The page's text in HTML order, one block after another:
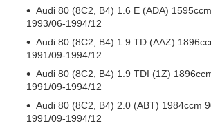
Audi 80 (8C2, B4) 1.6 E (ADA)
1993/06-1994/12
Audi 80 (8C2, B4) 1.9 TD (AAZ)
1991/09-1994/12
Audi 80 (8C2, B4) 1.9 TDI (1Z)
1991/09-1994/12
Audi 80 (8C2, B4) 2.0 (ABT) 1984ccm
1991/09-1994/12